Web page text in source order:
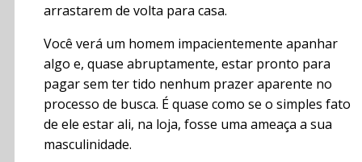
arrastarem de volta para casa.
Você verá um homem impacientemente apanhar
algo e, quase abruptamente, estar pronto para
pagar sem ter tido nenhum prazer aparente no
processo de busca. É quase como se o simples fato
de ele estar ali, na loja, fosse uma ameaça a sua
masculinidade.